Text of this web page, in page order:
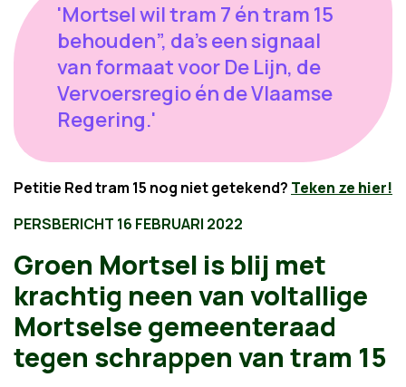
'Mortsel wil tram 7 én tram 15
behouden”, da’s een signaal
van formaat voor De Lijn, de
Vervoersregio én de Vlaamse
Regering.'
Petitie Red tram 15 nog niet getekend? Teken ze hier!
PERSBERICHT 16 FEBRUARI 2022
Groen Mortsel is blij met
krachtig neen van voltallige
Mortselse gemeenteraad
tegen schrappen van tram 15